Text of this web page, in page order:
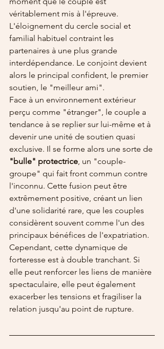
véritablement mis à l'épreuve.
L'éloignement du cercle social et
familial habituel contraint les
partenaires à une plus grande
interdépendance. Le conjoint devient
alors le principal confident, le premier
soutien, le "meilleur ami".
Face à un environnement extérieur
perçu comme "étranger", le couple a
tendance à se replier sur lui-même et à
devenir une unité de soutien quasi
exclusive. Il se forme alors une sorte de
"bulle" protectrice, un "couple-
groupe" qui fait front commun contre
l'inconnu. Cette fusion peut être
extrêmement positive, créant un lien
d'une solidarité rare, que les couples
considèrent souvent comme l'un des
principaux bénéfices de l'expatriation.
Cependant, cette dynamique de
forteresse est à double tranchant. Si
elle peut renforcer les liens de manière
spectaculaire, elle peut également
exacerber les tensions et fragiliser la
relation jusqu'au point de rupture.